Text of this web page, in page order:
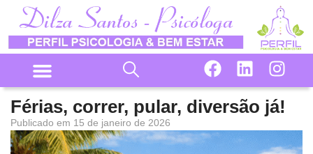
Férias, correr, pular, diversão já!
Publicado em 15 de janeiro de 2026